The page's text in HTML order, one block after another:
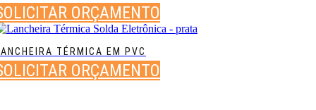
ORÇAMENTO
TÉRMICA EM PVC
ORÇAMENTO